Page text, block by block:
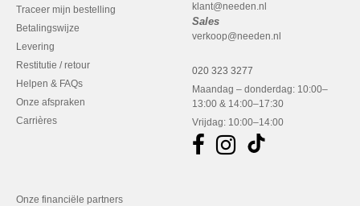
Traceer mijn bestelling
Betalingswijze
Levering
Restitutie / retour
Helpen & FAQs
Onze afspraken
Carrières
klant@needen.nl
Sales
verkoop@needen.nl
020 323 3277
Maandag – donderdag: 10:00–
13:00 & 14:00–17:30
Vrijdag: 10:00–14:00
Onze financiële partners